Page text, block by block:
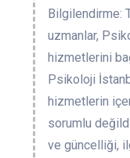
Bilgilendirme:
uzmanlar,
hizmetlerini
Psikoloji
hizmetlerin
sorumlu
ve güncelliği,